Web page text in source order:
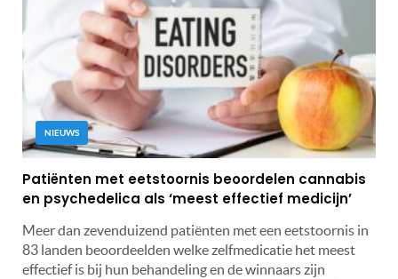
NIEUWS
Patiënten met eetstoornis beoordelen cannabis
en psychedelica als ‘meest effectief medicijn’
Meer dan zevenduizend patiënten met een eetstoornis in
83 landen beoordeelden welke zelfmedicatie het meest
effectief is bij hun behandeling en de winnaars zijn